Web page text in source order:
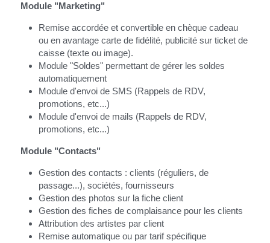
Module "Marketing"
Remise accordée et convertible en chèque cadeau
ou en avantage carte de fidélité, publicité sur ticket de
caisse (texte ou image).
Module "Soldes" permettant de gérer les soldes
automatiquement
Module d'envoi de SMS (Rappels de RDV,
promotions, etc...)
Module d'envoi de mails (Rappels de RDV,
promotions, etc...)
Module "Contacts"
Gestion des contacts : clients (réguliers, de
passage...), sociétés, fournisseurs
Gestion des photos sur la fiche client
Gestion des fiches de complaisance pour les clients
Attribution des artistes par client
Remise automatique ou par tarif spécifique